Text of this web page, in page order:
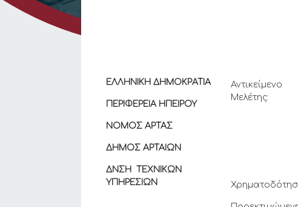
ΕΛΛΗΝΙΚΗ ΔΗΜΟΚΡΑΤΙΑ
ΠΕΡΙΦΕΡΕΙΑ ΗΠΕΙΡΟΥ
ΝΟΜΟΣ ΑΡΤΑΣ
ΔΗΜΟΣ ΑΡΤΑΙΩΝ
ΔΝΣΗ ΤΕΧΝΙΚΩΝ
ΥΠΗΡΕΣΙΩΝ
Αντικείμενο
Μελέτης: